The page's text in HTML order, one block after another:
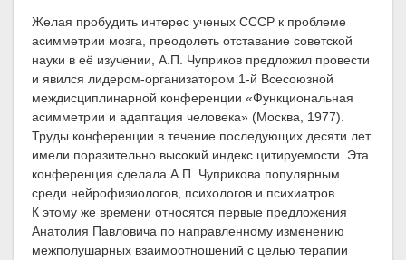
Желая пробудить интерес ученых СССР к проблеме
асимметрии мозга, преодолеть отставание советской
науки в её изучении, А.П. Чуприков предложил провести
и явился лидером-организатором 1-й Всесоюзной
междисциплинарной конференции «Функциональная
асимметрии и адаптация человека» (Москва, 1977).
Труды конференции в течение последующих десяти лет
имели поразительно высокий индекс цитируемости. Эта
конференция сделала А.П. Чуприкова популярным
среди нейрофизиологов, психологов и психиатров.
К этому же времени относятся первые предложения
Анатолия Павловича по направленному изменению
межполушарных взаимоотношений с целью терапии